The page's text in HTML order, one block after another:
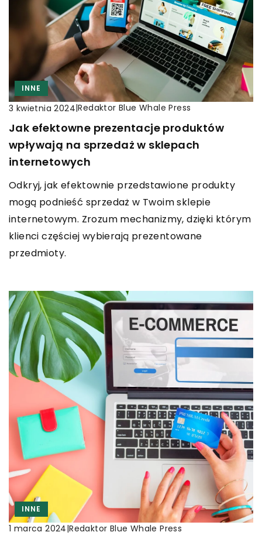
INNE
3 kwietnia 2024|Redaktor Blue Whale Press
Jak efektowne prezentacje produktów
wpływają na sprzedaż w sklepach
internetowych
Odkryj, jak efektownie przedstawione produkty
mogą podnieść sprzedaż w Twoim sklepie
internetowym. Zrozum mechanizmy, dzięki którym
klienci częściej wybierają prezentowane
przedmioty.
INNE
1 marca 2024|Redaktor Blue Whale Press